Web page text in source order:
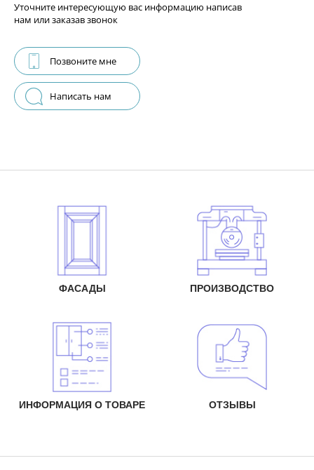
Уточните интересующую вас информацию написав
нам или заказав звонок
Позвоните мне
Написать нам
ФАСАДЫ ПРОИЗВОДСТВО
ИНФОРМАЦИЯ О ТОВАРЕ ОТЗЫВЫ